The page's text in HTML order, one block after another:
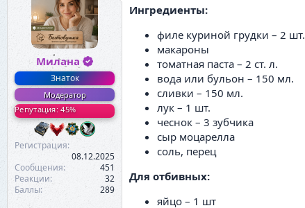
л
а
Милана
Знаток
Модератор
Репутация: 45%
Регистрация
08.12.2025
Сообщения
451
Реакции
32
Баллы
289
Ингредиенты:
филе куриной грудки – 2 шт.
макароны
томатная паста – 2 ст. л.
вода или бульон – 150 мл.
сливки – 150 мл.
лук – 1 шт.
чеснок – 3 зубчика
сыр моцарелла
соль, перец
Для отбивных:
яйцо – 1 шт